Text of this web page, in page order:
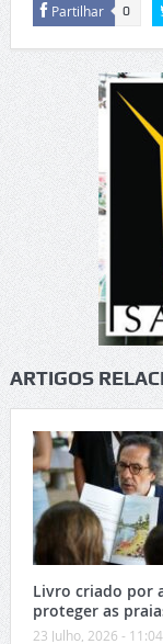
Partilhar 0
ARTIGOS
Livro criado por
proteger as
23 Julho, 2026 - 11:04